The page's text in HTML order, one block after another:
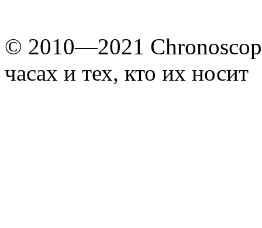
© 2010—2021
часах и тех, кто их носит